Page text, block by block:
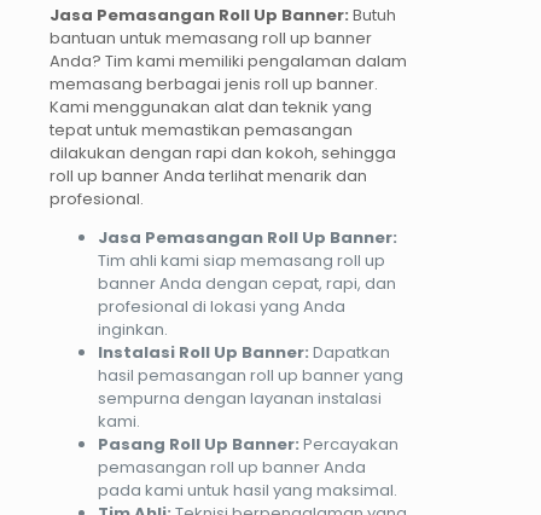
Jasa Pemasangan Roll Up Banner: Butuh
bantuan untuk memasang roll up banner
Anda? Tim kami memiliki pengalaman dalam
memasang berbagai jenis roll up banner.
Kami menggunakan alat dan teknik yang
tepat untuk memastikan pemasangan
dilakukan dengan rapi dan kokoh, sehingga
roll up banner Anda terlihat menarik dan
profesional.
Jasa Pemasangan Roll Up Banner:
Tim ahli kami siap memasang roll up
banner Anda dengan cepat, rapi, dan
profesional di lokasi yang Anda
inginkan.
Instalasi Roll Up Banner: Dapatkan
hasil pemasangan roll up banner yang
sempurna dengan layanan instalasi
kami.
Pasang Roll Up Banner: Percayakan
pemasangan roll up banner Anda
pada kami untuk hasil yang maksimal.